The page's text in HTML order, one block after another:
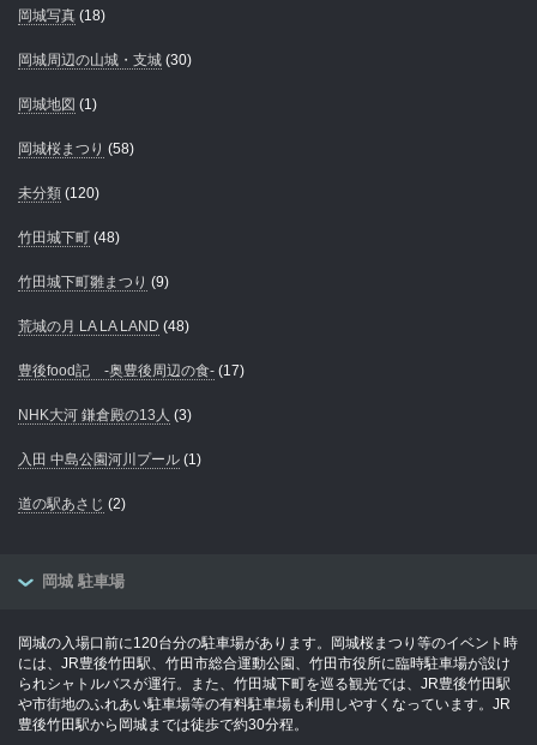
岡城写真 (18)
岡城周辺の山城・支城 (30)
岡城地図 (1)
岡城桜まつり (58)
未分類 (120)
竹田城下町 (48)
竹田城下町雛まつり (9)
荒城の月 LA LA LAND (48)
豊後food記 -奥豊後周辺の食- (17)
NHK大河 鎌倉殿の13人 (3)
入田 中島公園河川プール (1)
道の駅あさじ (2)
岡城 駐車場
岡城の入場口前に120台分の駐車場があります。岡城桜まつり等のイベント時
には、JR豊後竹田駅、竹田市総合運動公園、竹田市役所に臨時駐車場が設け
られシャトルバスが運行。また、竹田城下町を巡る観光では、JR豊後竹田駅
や市街地のふれあい駐車場等の有料駐車場も利用しやすくなっています。JR
豊後竹田駅から岡城までは徒歩で約30分程。